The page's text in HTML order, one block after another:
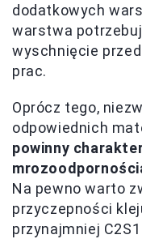
dodatkowych
warstwa
wyschnięcie
prac.
Oprócz tego,
odpowiednich
powinny
Na pewno warto
przyczepności
przynajmniej